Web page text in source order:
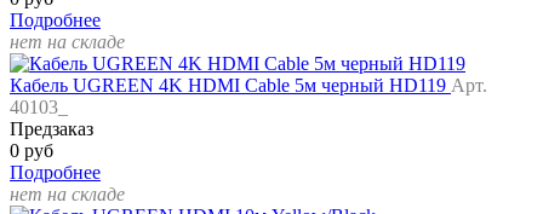
Подробнее
нет на складе
Кабель UGREEN 4K HDMI Cable 5м черный HD119 Арт.
40103_
Предзаказ
0 руб
Подробнее
нет на складе